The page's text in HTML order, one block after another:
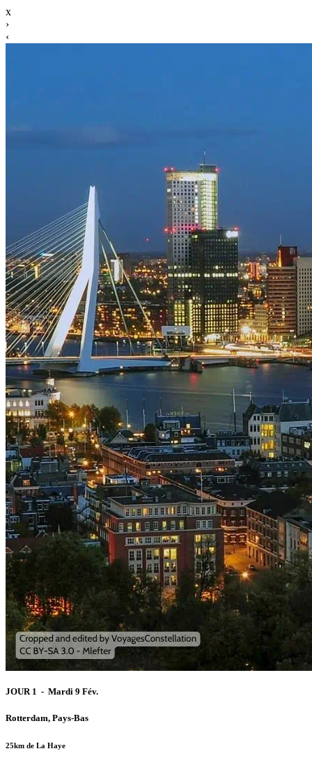
x
›
‹
JOUR 1 - Mardi 9 Fév.
Rotterdam, Pays-Bas
25km de La Haye